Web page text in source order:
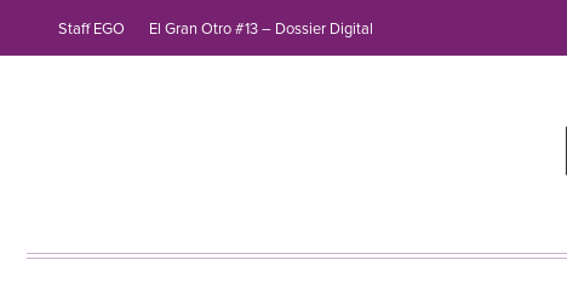
Staff EGO El Gran Otro #13 – Dossier Digital